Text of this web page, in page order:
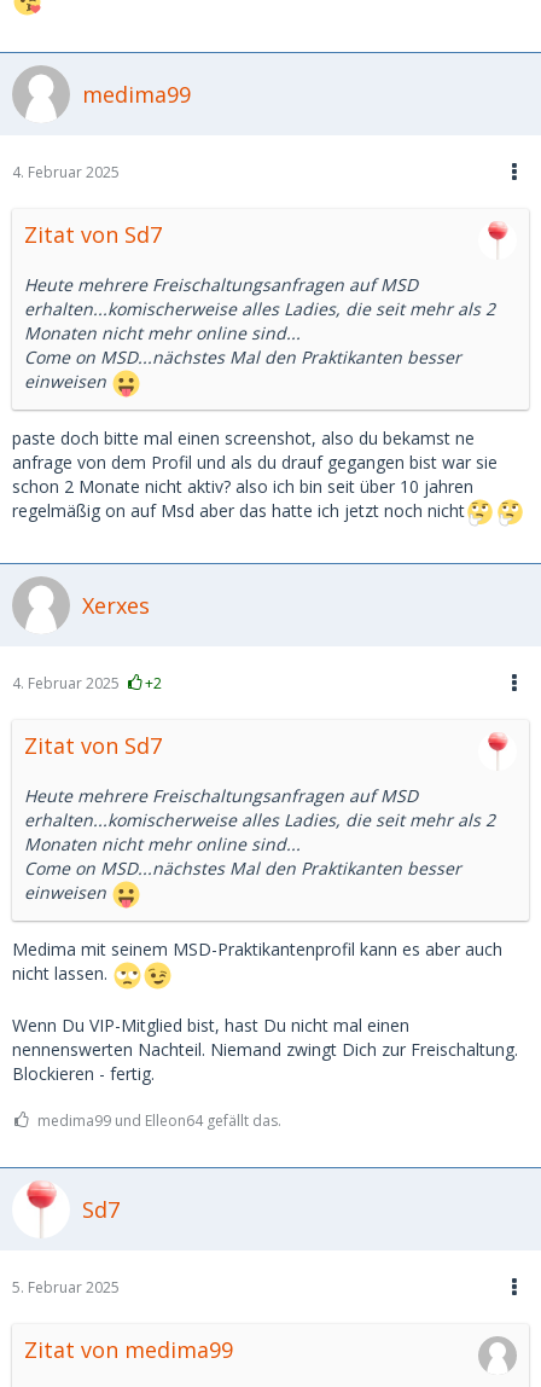
medima99
4. Februar 2025
Zitat von Sd7
Heute mehrere Freischaltungsanfragen auf MSD
erhalten...komischerweise alles Ladies, die seit mehr als 2
Monaten nicht mehr online sind...
Come on MSD...nächstes Mal den Praktikanten besser
einweisen
paste doch bitte mal einen screenshot, also du bekamst ne
anfrage von dem Profil und als du drauf gegangen bist war sie
schon 2 Monate nicht aktiv? also ich bin seit über 10 jahren
regelmäßig on auf Msd aber das hatte ich jetzt noch nicht
Xerxes
4. Februar 2025 +2
Zitat von Sd7
Heute mehrere Freischaltungsanfragen auf MSD
erhalten...komischerweise alles Ladies, die seit mehr als 2
Monaten nicht mehr online sind...
Come on MSD...nächstes Mal den Praktikanten besser
einweisen
Medima mit seinem MSD-Praktikantenprofil kann es aber auch
nicht lassen.
Wenn Du VIP-Mitglied bist, hast Du nicht mal einen
nennenswerten Nachteil. Niemand zwingt Dich zur Freischaltung.
Blockieren - fertig.
medima99 und Elleon64 gefällt das.
Sd7
5. Februar 2025
Zitat von medima99